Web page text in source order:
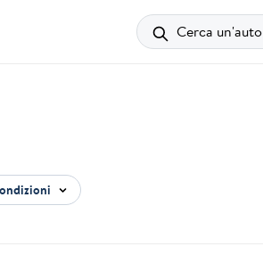
Cerca un'auto